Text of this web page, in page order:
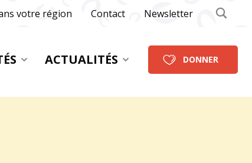
votre région Contact Newsletter
ACTUALITÉS DONNER